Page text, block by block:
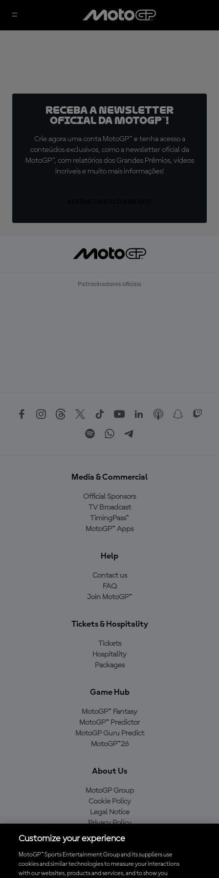
Receba a newsletter
oficial da MotoGP™!
Crie agora uma conta MotoGP™ e tenha acesso a
conteúdos exclusivos, como a newsletter oficial da
MotoGP™, com relatórios dos Grandes Prêmios, vídeos
incríveis e muito mais informações!
Patrocinadores oficiais
Media & Commercial
Official Sponsors
TV Broadcast
TimingPass™
MotoGP™ Apps
Help
Contact us
FAQ
Join MotoGP™
Tickets & Hospitality
Tickets
Hospitality
Packages
Game Hub
MotoGP™ Fantasy
MotoGP™ Predictor
MotoGP Guru Predict
MotoGP™26
About Us
MotoGP Group
Cookie Policy
Legal Notice
Privacy Policy
Purchase Policy
Baixe o aplicativo oficial da MotoGP™
Customize your experience
MotoGP™ Sports Entertainment Group and its suppliers use
cookies and similar technologies to measure your interactions
with our websites, products and services, and to show you